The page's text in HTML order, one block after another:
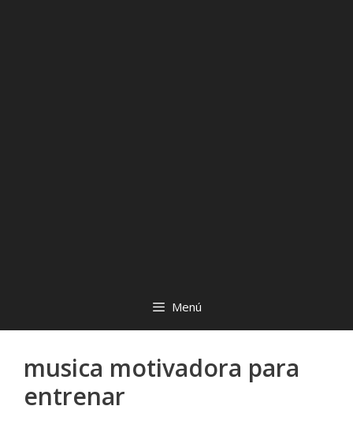
Menú
musica motivadora para
entrenar